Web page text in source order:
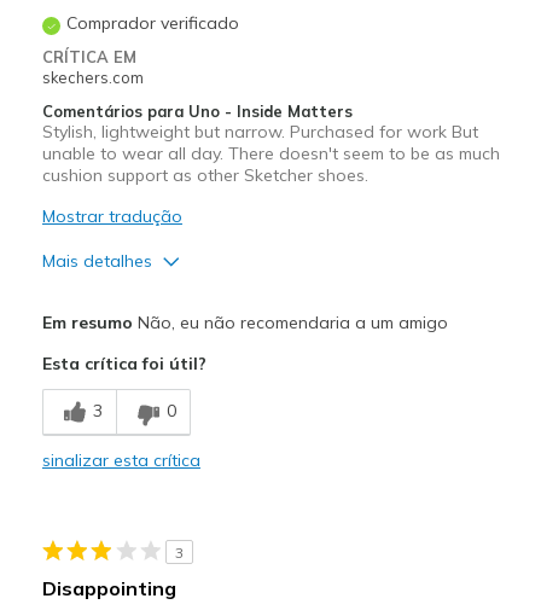
Comprador verificado
CRÍTICA EM
skechers.com
Comentários para Uno - Inside Matters
Stylish, lightweight but narrow. Purchased for work But
unable to wear all day. There doesn't seem to be as much
cushion support as other Sketcher shoes.
Mostrar tradução
Mais detalhes
Contras
Narrow / Tight
Poor Cushioning
Casual Wear
Em resumo Não, eu não recomendaria a um amigo
Esta crítica foi útil?
3 0
sinalizar esta crítica
3
Disappointing